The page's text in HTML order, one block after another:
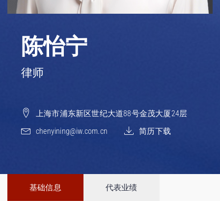
陈怡宁
律师
上海市浦东新区世纪大道88号金茂大厦24层
chenyining@iw.com.cn
简历下载
基础信息 代表业绩